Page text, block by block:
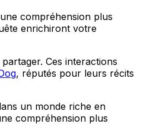
compréhension plus
enrichiront votre
Ces interactions
, réputés pour leurs récits
un monde riche en
compréhension plus